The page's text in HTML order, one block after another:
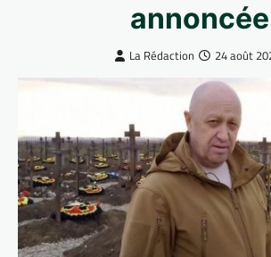
annoncée
La Rédaction 24 août